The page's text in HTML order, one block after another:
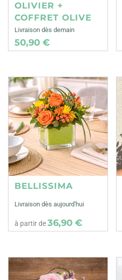
OLIVIER +
COFFRET OLIVE
Livraison dès demain
50,90 €
BELLISSIMA
Livraison dès aujourd'hui
à partir de36,90 €